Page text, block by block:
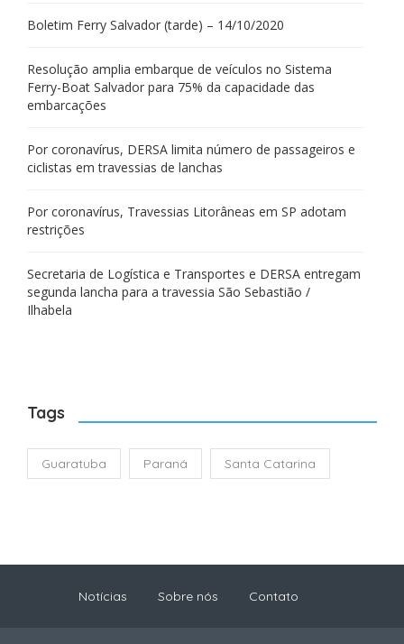
Boletim Ferry Salvador (tarde) – 14/10/2020
Resolução amplia embarque de veículos no Sistema
Ferry-Boat Salvador para 75% da capacidade das
embarcações
Por coronavírus, DERSA limita número de passageiros e
ciclistas em travessias de lanchas
Por coronavírus, Travessias Litorâneas em SP adotam
restrições
Secretaria de Logística e Transportes e DERSA entregam
segunda lancha para a travessia São Sebastião /
Ilhabela
Tags
Guaratuba Paraná Santa Catarina
Notícias Sobre nós Contato